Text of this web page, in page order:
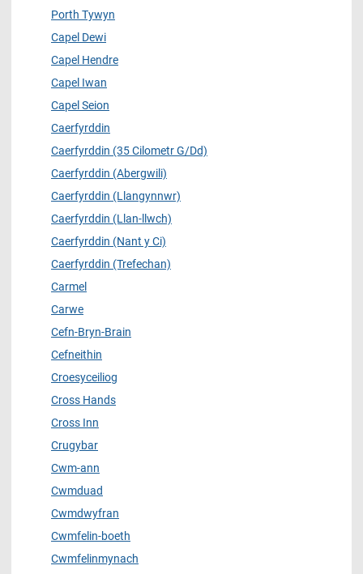
Porth Tywyn
Capel Dewi
Capel Hendre
Capel Iwan
Capel Seion
Caerfyrddin
Caerfyrddin (35 Cilometr G/Dd)
Caerfyrddin (Abergwili)
Caerfyrddin (Llangynnwr)
Caerfyrddin (Llan-llwch)
Caerfyrddin (Nant y Ci)
Caerfyrddin (Trefechan)
Carmel
Carwe
Cefn-Bryn-Brain
Cefneithin
Croesyceiliog
Cross Hands
Cross Inn
Crugybar
Cwm-ann
Cwmduad
Cwmdwyfran
Cwmfelin-boeth
Cwmfelinmynach